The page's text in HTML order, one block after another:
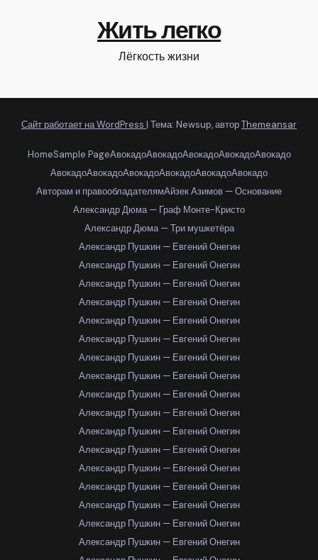
Жить легко
Лёгкость жизни
Сайт работает на WordPress | Тема: Newsup, авторThemeansar
HomeSample PageАвокадоАвокадоАвокадоАвокадоАвокадо
АвокадоАвокадоАвокадоАвокадоАвокадоАвокадо
Авторам и правообладателямАйзек Азимов — Основание
Александр Дюма — Граф Монте-Кристо
Александр Дюма — Три мушкетёра
Александр Пушкин — Евгений Онегин
Александр Пушкин — Евгений Онегин
Александр Пушкин — Евгений Онегин
Александр Пушкин — Евгений Онегин
Александр Пушкин — Евгений Онегин
Александр Пушкин — Евгений Онегин
Александр Пушкин — Евгений Онегин
Александр Пушкин — Евгений Онегин
Александр Пушкин — Евгений Онегин
Александр Пушкин — Евгений Онегин
Александр Пушкин — Евгений Онегин
Александр Пушкин — Евгений Онегин
Александр Пушкин — Евгений Онегин
Александр Пушкин — Евгений Онегин
Александр Пушкин — Евгений Онегин
Александр Пушкин — Евгений Онегин
Александр Пушкин — Евгений Онегин